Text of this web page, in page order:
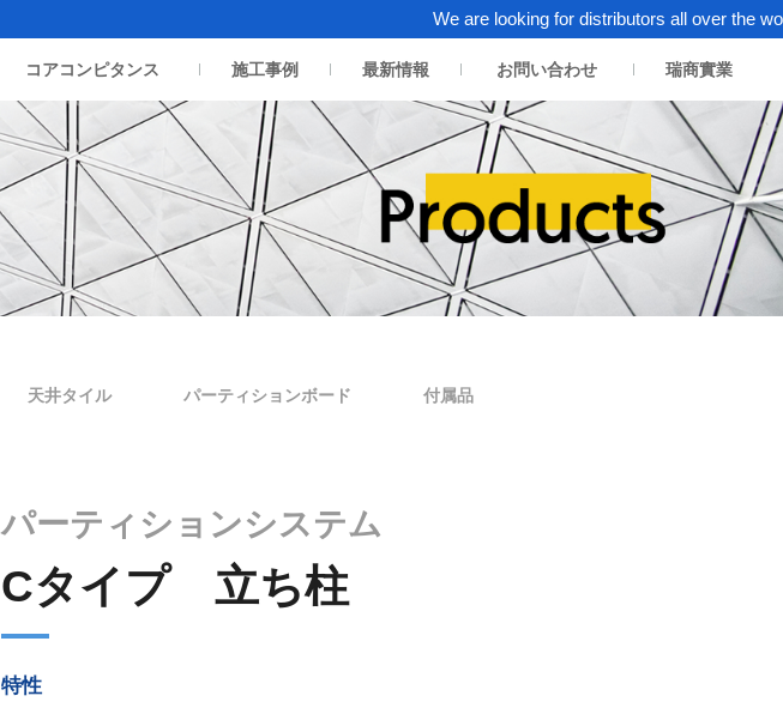
We are looking for distributors all over the world.
コアコンピタンス 施工事例 最新情報 お問い合わせ 瑞商實業
天井タイル パーティションボード 付属品
パーティションシステム
Cタイプ 立ち柱
特性